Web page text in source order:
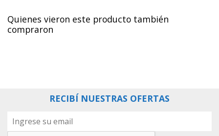
Quienes vieron este producto también
compraron
RECIBÍ NUESTRAS OFERTAS